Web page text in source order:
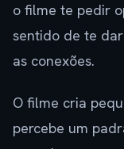
o filme te pedir
sentido de te
as conexões.
O filme cria
percebe um